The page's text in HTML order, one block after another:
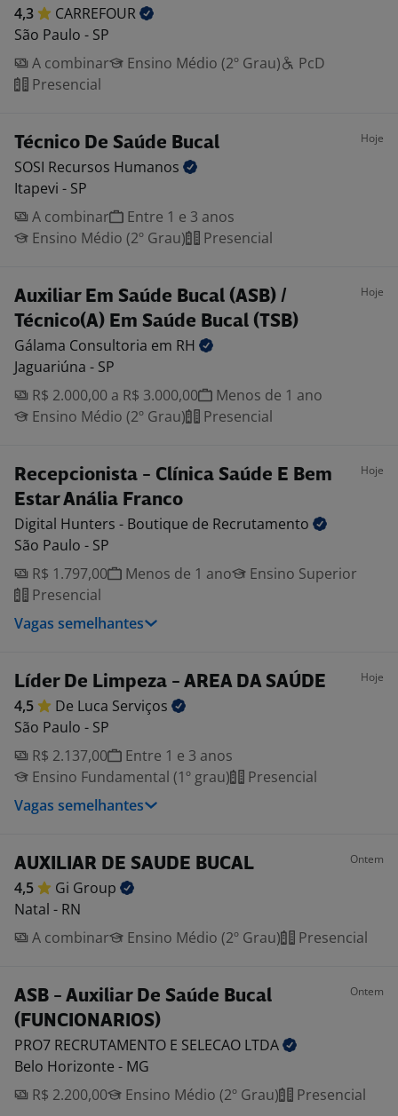
4,3
CARREFOUR
São Paulo - SP
A combinar
Ensino Médio (2º Grau)
PcD
Presencial
Técnico De Saúde Bucal Hoje
SOSI Recursos Humanos
Itapevi - SP
A combinar
Entre 1 e 3 anos
Ensino Médio (2º Grau)
Presencial
Auxiliar Em Saúde Bucal (ASB) /
Técnico(A) Em Saúde Bucal (TSB)
Hoje
Gálama Consultoria em RH
Jaguariúna - SP
R$ 2.000,00 a R$ 3.000,00
Menos de 1 ano
Ensino Médio (2º Grau)
Presencial
Recepcionista - Clínica Saúde E Bem
Estar Anália Franco
Hoje
Digital Hunters - Boutique de Recrutamento
São Paulo - SP
R$ 1.797,00
Menos de 1 ano
Ensino Superior
Presencial
Vagas semelhantes
Líder De Limpeza - AREA DA SAÚDE Hoje
4,5 De Luca Serviços
São Paulo - SP
R$ 2.137,00
Entre 1 e 3 anos
Ensino Fundamental (1º grau)
Presencial
Vagas semelhantes
AUXILIAR DE SAUDE BUCAL Ontem
4,5 Gi Group
Natal - RN
A combinar
Ensino Médio (2º Grau) Presencial
ASB - Auxiliar De Saúde Bucal
(FUNCIONARIOS)
Ontem
PRO7 RECRUTAMENTO E SELECAO LTDA
Belo Horizonte - MG
R$ 2.200,00
Ensino Médio (2º Grau) Presencial